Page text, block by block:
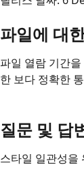
파일에 대
파일 열람 기간
한 보다 정확한
질문 및 답
스타일 일관성을